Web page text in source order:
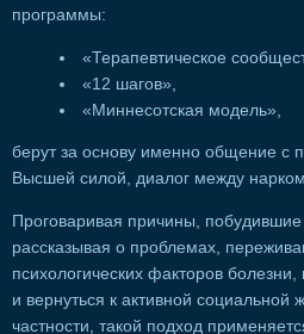
программы:
«Терапевтическое
«12 шагов»,
«Миннесотская модель»,
берут за основу именно общение с
Высшей силой, диалог между
Проговаривая причины, побудившие
рассказывая о проблемах,
психологических факторов болезни,
и вернуться к активной социальной
частности, такой подход